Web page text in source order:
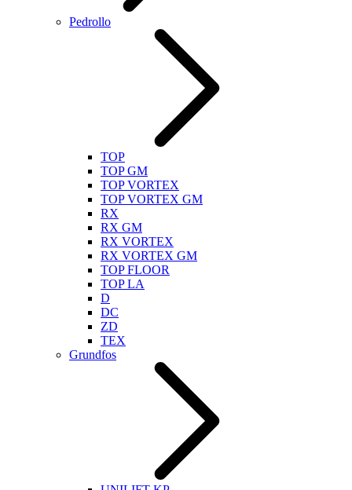
Pedrollo
TOP
TOP GM
TOP VORTEX
TOP VORTEX GM
RX
RX GM
RX VORTEX
RX VORTEX GM
TOP FLOOR
TOP LA
D
DC
ZD
TEX
Grundfos